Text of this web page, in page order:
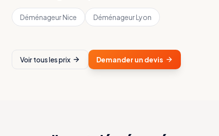
DéménageurNice DéménageurLyon
Voir tous les prix Demander un devis